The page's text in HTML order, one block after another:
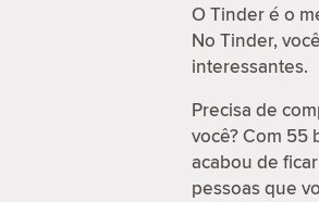
O Tinder é o
No Tinder,
interessantes.
Precisa de
você? Com 55
acabou de
pessoas que